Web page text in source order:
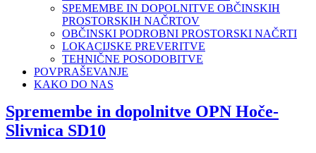
SPEMEMBE IN DOPOLNITVE OBČINSKIH
PROSTORSKIH NAČRTOV
OBČINSKI PODROBNI PROSTORSKI NAČRTI
LOKACIJSKE PREVERITVE
TEHNIČNE POSODOBITVE
POVPRAŠEVANJE
KAKO DO NAS
Spremembe in dopolnitve OPN Hoče-
Slivnica SD10